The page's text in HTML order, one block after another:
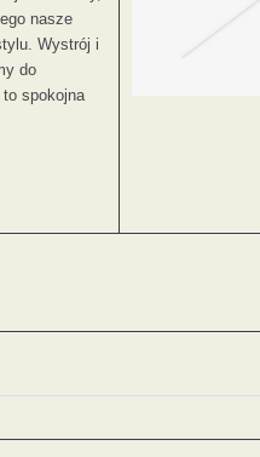
nasze
Wystrój i
do
spokojna